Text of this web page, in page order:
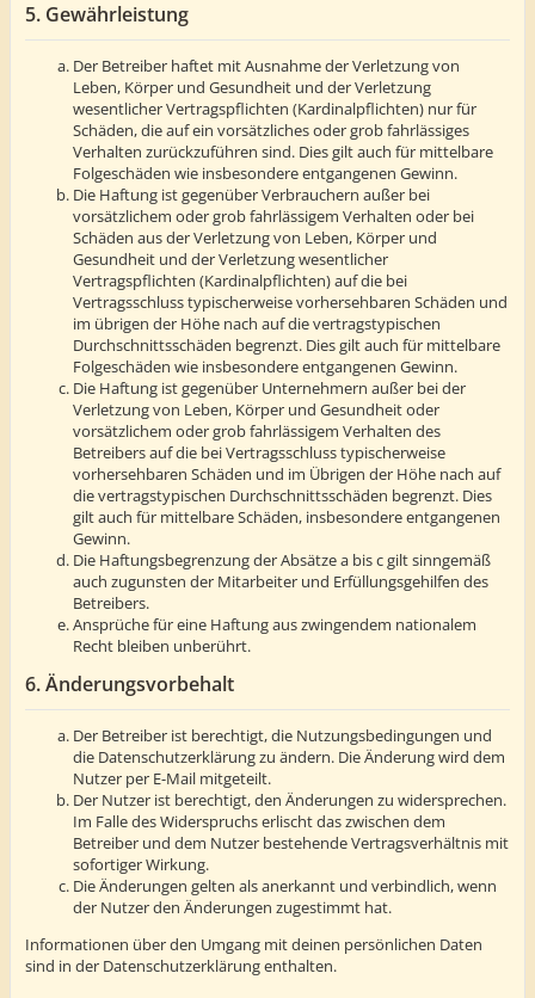
5. Gewährleistung
Der Betreiber haftet mit Ausnahme der Verletzung von
Leben, Körper und Gesundheit und der Verletzung
wesentlicher Vertragspflichten (Kardinalpflichten) nur für
Schäden, die auf ein vorsätzliches oder grob fahrlässiges
Verhalten zurückzuführen sind. Dies gilt auch für mittelbare
Folgeschäden wie insbesondere entgangenen Gewinn.
Die Haftung ist gegenüber Verbrauchern außer bei
vorsätzlichem oder grob fahrlässigem Verhalten oder bei
Schäden aus der Verletzung von Leben, Körper und
Gesundheit und der Verletzung wesentlicher
Vertragspflichten (Kardinalpflichten) auf die bei
Vertragsschluss typischerweise vorhersehbaren Schäden und
im übrigen der Höhe nach auf die vertragstypischen
Durchschnittsschäden begrenzt. Dies gilt auch für mittelbare
Folgeschäden wie insbesondere entgangenen Gewinn.
Die Haftung ist gegenüber Unternehmern außer bei der
Verletzung von Leben, Körper und Gesundheit oder
vorsätzlichem oder grob fahrlässigem Verhalten des
Betreibers auf die bei Vertragsschluss typischerweise
vorhersehbaren Schäden und im Übrigen der Höhe nach auf
die vertragstypischen Durchschnittsschäden begrenzt. Dies
gilt auch für mittelbare Schäden, insbesondere entgangenen
Gewinn.
Die Haftungsbegrenzung der Absätze a bis c gilt sinngemäß
auch zugunsten der Mitarbeiter und Erfüllungsgehilfen des
Betreibers.
Ansprüche für eine Haftung aus zwingendem nationalem
Recht bleiben unberührt.
6. Änderungsvorbehalt
Der Betreiber ist berechtigt, die Nutzungsbedingungen und
die Datenschutzerklärung zu ändern. Die Änderung wird dem
Nutzer per E-Mail mitgeteilt.
Der Nutzer ist berechtigt, den Änderungen zu widersprechen.
Im Falle des Widerspruchs erlischt das zwischen dem
Betreiber und dem Nutzer bestehende Vertragsverhältnis mit
sofortiger Wirkung.
Die Änderungen gelten als anerkannt und verbindlich, wenn
der Nutzer den Änderungen zugestimmt hat.
Informationen über den Umgang mit deinen persönlichen Daten
sind in der Datenschutzerklärung enthalten.